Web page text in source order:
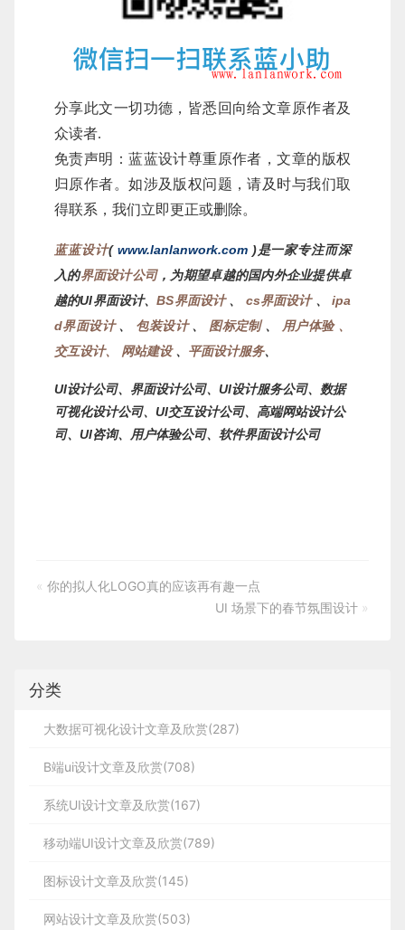
分享此文一切功德，皆悉回向给文章原作者及
众读者.
免责声明：蓝蓝设计尊重原作者，文章的版权
归原作者。如涉及版权问题，请及时与我们取
得联系，我们立即更正或删除。
蓝蓝设计( www.lanlanwork.com )是一家专注而深
入的界面设计公司，为期望卓越的国内外企业提供卓
越的UI界面设计、BS界面设计、 cs界面设计 、ipa
d界面设计 、 包装设计、 图标定制 、
用户体验 、
交互设计、 网站建设 、 平面设计服务、
UI设计公司、界面设计公司、 UI设计服务公司、数据
可视化设计公司、 UI交互设计公司、高端网站设计公
司、 UI咨询、用户体验公司、 软件界面设计公司
« 你的拟人化LOGO真的应该再有趣一点
UI 场景下的春节氛围设计 »
分类
大数据可视化设计文章及欣赏(287)
B端ui设计文章及欣赏(708)
系统UI设计文章及欣赏(167)
移动端UI设计文章及欣赏(789)
图标设计文章及欣赏(145)
网站设计文章及欣赏(503)